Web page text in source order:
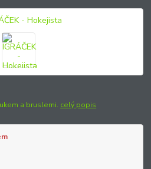
a bruslemi. celý popis